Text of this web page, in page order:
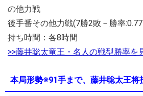
の他力戦
後手番その他力戦(7勝2敗－勝率
持ち時間：各8時間
>>藤井聡太竜王・名人の戦型勝率を
本局形勢※91手まで、藤井聡太王将